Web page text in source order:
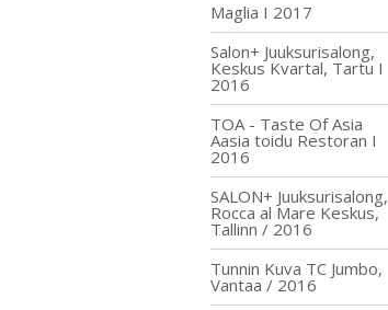
Maglia I 2017
Salon+ Juuksurisalong,
Keskus Kvartal, Tartu I
2016
TOA - Taste Of Asia
Aasia toidu Restoran I
2016
SALON+ Juuksurisalong,
Rocca al Mare Keskus,
Tallinn / 2016
Tunnin Kuva TC Jumbo,
Vantaa / 2016